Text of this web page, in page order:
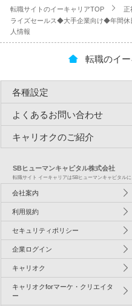
転職サイトのイーキャリアTOP
正
ライズセールス◆大手企業向け◆年間
人情報
転職のイ
各種設定
よくあるお問い合わせ
キャリオクのご紹介
SBヒューマンキャピタル株式会社
転職サイト イーキャリアはSBヒューマンキャピタルに
会社案内
利用規約
セキュリティポリシー
企業ログイン
キャリオク
キャリオクforマーケ・クリエイタ
ー